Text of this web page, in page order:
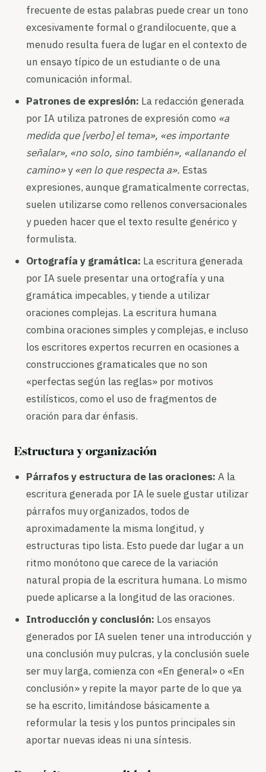
frecuente de estas palabras puede crear un tono
excesivamente formal o grandilocuente, que a
menudo resulta fuera de lugar en el contexto de
un ensayo típico de un estudiante o de una
comunicación informal.
Patrones de expresión: La redacción generada
por IA utiliza patrones de expresión como «a
medida que [verbo] el tema», «es importante
señalar», «no solo, sino también», «allanando el
camino»y«en lo que respecta a». Estas
expresiones, aunque gramaticalmente correctas,
suelen utilizarse como rellenos conversacionales
y pueden hacer que el texto resulte genérico y
formulista.
Ortografía y gramática: La escritura generada
por IA suele presentar una ortografía y una
gramática impecables, y tiende a utilizar
oraciones complejas. La escritura humana
combina oraciones simples y complejas, e incluso
los escritores expertos recurren en ocasiones a
construcciones gramaticales que no son
«perfectas según las reglas» por motivos
estilísticos, como el uso de fragmentos de
oración para dar énfasis.
Estructura y organización
Párrafos y estructura de las oraciones: A la
escritura generada por IA le suele gustar utilizar
párrafos muy organizados, todos de
aproximadamente la misma longitud, y
estructuras tipo lista. Esto puede dar lugar a un
ritmo monótono que carece de la variación
natural propia de la escritura humana. Lo mismo
puede aplicarse a la longitud de las oraciones.
Introducción y conclusión: Los ensayos
generados por IA suelen tener una introducción y
una conclusión muy pulcras, y la conclusión suele
ser muy larga, comienza con «En general» o «En
conclusión» y repite la mayor parte de lo que ya
se ha escrito, limitándose básicamente a
reformular la tesis y los puntos principales sin
aportar nuevas ideas ni una síntesis.